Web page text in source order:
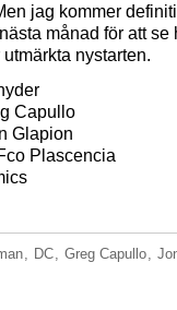
jag kommer
månad för att
nystarten.
Capullo
Glapion
Plascencia
, DC, Greg Capullo,